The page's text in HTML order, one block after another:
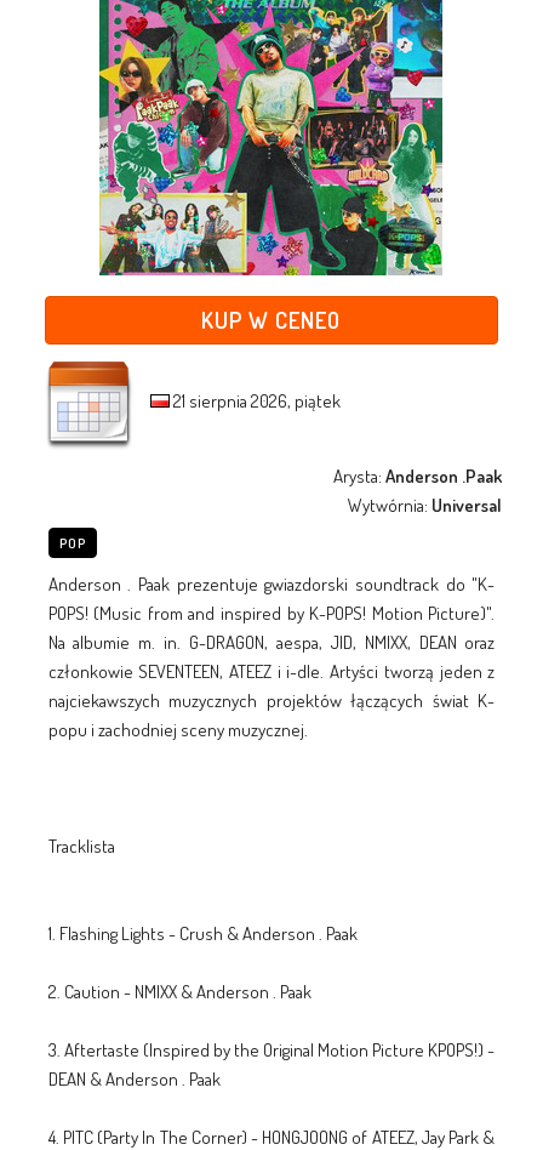
KUP W CENEO
21 sierpnia 2026, piątek
Arysta:Anderson .Paak
Wytwórnia: Universal
POP
Anderson . Paak prezentuje gwiazdorski soundtrack do "K-
POPS! (Music from and inspired by K-POPS! Motion Picture)".
Na albumie m. in. G-DRAGON, aespa, JID, NMIXX, DEAN oraz
członkowie SEVENTEEN, ATEEZ i i-dle. Artyści tworzą jeden z
najciekawszych muzycznych projektów łączących świat K-
popu i zachodniej sceny muzycznej.
Tracklista
1. Flashing Lights - Crush & Anderson . Paak
2. Caution - NMIXX & Anderson . Paak
3. Aftertaste (Inspired by the Original Motion Picture KPOPS!) -
DEAN & Anderson . Paak
4. PITC (Party In The Corner) - HONGJOONG of ATEEZ, Jay Park &